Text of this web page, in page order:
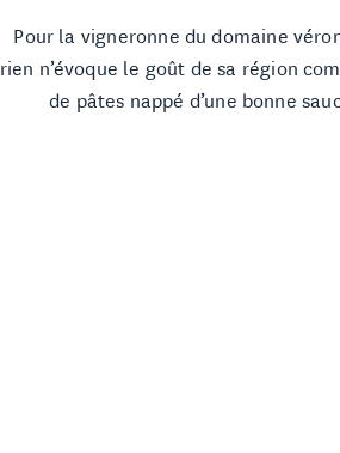
Pour la vigneronne du domaine
rien n’évoque le goût de sa région
de pâtes nappé d’une bonne